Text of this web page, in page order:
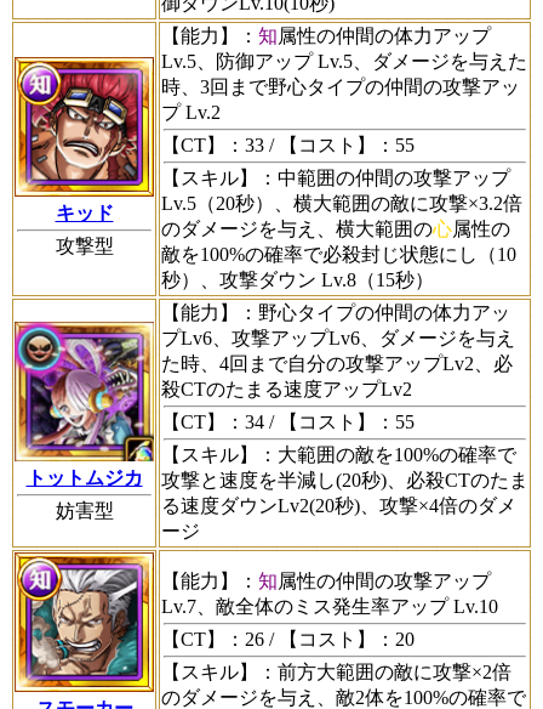
キッド
攻撃型
【能力】 ： 知属性の仲間の体力アップ
Lv.5、防御アップ Lv.5、ダメージを与えた
時、3回まで野心タイプの仲間の攻撃アッ
プ Lv.2
【CT】
：33 / 【コスト】
：55
【スキル】
：中範囲の仲間の攻撃アップ
Lv.5（20秒）、横大範囲の敵に攻撃×3.2倍
のダメージを与え、横大範囲の心属性の
敵を100%の確率で必殺封じ状態にし（10
秒）、攻撃ダウン Lv.8（15秒）
トットムジカ
妨害型
【能力】
：野心タイプの仲間の体力アッ
プLv6、攻撃アップLv6、ダメージを与え
た時、4回まで自分の攻撃アップLv2、必
殺CTのたまる速度アップLv2
【CT】
：34 / 【コスト】
：55
【スキル】
：大範囲の敵を100%の確率で
攻撃と速度を半減し(20秒)、必殺CTのたま
る速度ダウンLv2(20秒)、攻撃×4倍のダメ
ージ
【能力】 ： 知属性の仲間の攻撃アップ
Lv.7、敵全体のミス発生率アップ Lv.10
【CT】
：26 / 【コスト】
：20
【スキル】
：前方大範囲の敵に攻撃×2倍
のダメージを与え、敵2体を100%の確率で